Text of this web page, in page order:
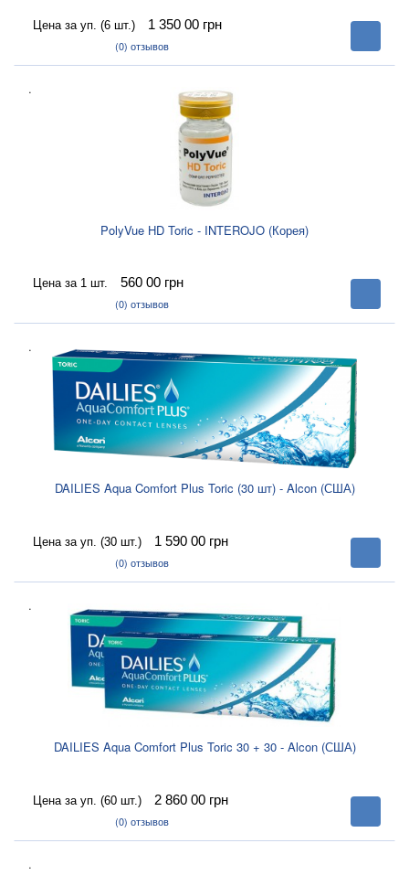
Цена за уп. (6 шт.) 1 350 00 грн
(0) отзывов
В
корзину
.
PolyVue HD Toric - INTEROJO (Корея)
Цена за 1 шт. 560 00 грн
(0) отзывов
В
корзину
.
DAILIES Aqua Comfort Plus Toric (30 шт) - Alcon (США)
Цена за уп. (30 шт.) 1 590 00 грн
(0) отзывов
В
корзину
.
DAILIES Aqua Comfort Plus Toric 30 + 30 - Alcon (США)
Цена за уп. (60 шт.) 2 860 00 грн
(0) отзывов
В
корзину
.